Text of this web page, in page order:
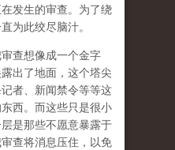
发生的审查。为了绕
为此绞尽脑汁。
查想像成一个金字
出了地面，这个塔尖
者、新闻禁令等等这
西。而这些只是很小
是那些不愿意暴露于
查将消息压住，以免